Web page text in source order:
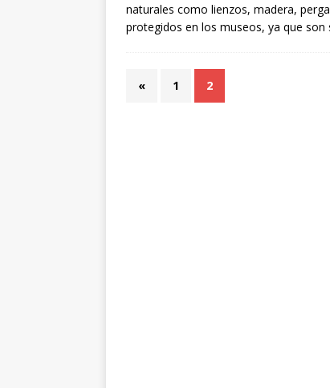
[ 1 de julio de 2026 ]
naturales como lienzos, madera,
protegidos en los museos, ya que son
« 1 2